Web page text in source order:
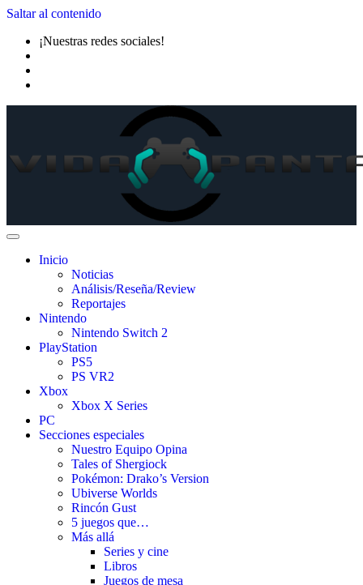
Saltar al contenido
¡Nuestras redes sociales!
Inicio
Noticias
Análisis/Reseña/Review
Reportajes
Nintendo
Nintendo Switch 2
PlayStation
PS5
PS VR2
Xbox
Xbox X Series
PC
Secciones especiales
Nuestro Equipo Opina
Tales of Shergiock
Pokémon: Drako’s Version
Ubiverse Worlds
Rincón Gust
5 juegos que…
Más allá
Series y cine
Libros
Juegos de mesa